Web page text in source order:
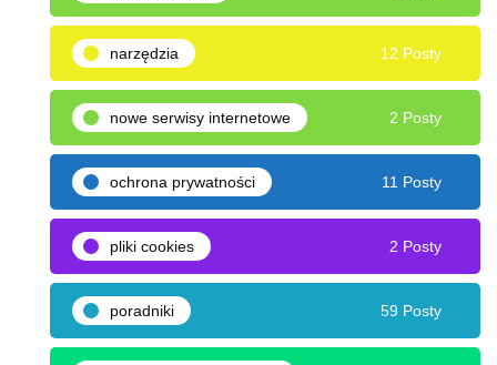
narzędzia 12 Posty
nowe serwisy internetowe 2 Posty
ochrona prywatności 11 Posty
pliki cookies 2 Posty
poradniki 59 Posty